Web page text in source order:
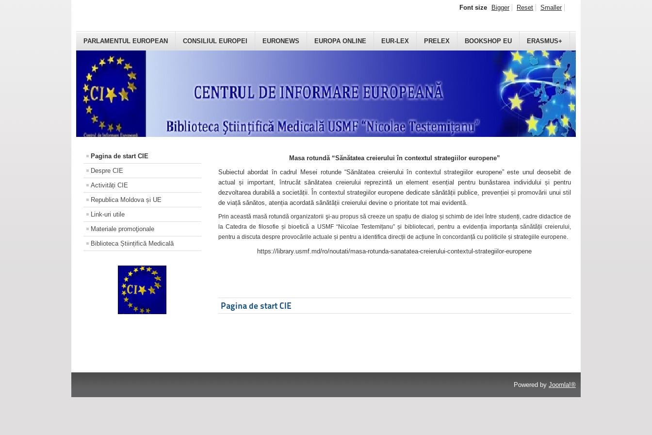
PARLAMENTUL EUROPEAN CONSILIUL EUROPEI EURONEWS EUROPA ONLINE EUR-LEX PRELEX BOOKSHOP EU ERASMUS+
Font size Bigger Reset Smaller
Pagina de start CIE
Despre CIE
Activități CIE
Republica Moldova și UE
Link-uri utile
Materiale promoţionale
Biblioteca Științifică Medicală
Masa rotundă “Sănătatea creierului în contextul strategiilor europene”
Subiectul abordat în cadrul Mesei rotunde “Sănătatea creierului în contextul strategiilor europene” este unul deosebit de
actual și important, întrucât sănătatea creierului reprezintă un element esențial pentru bunăstarea individului și pentru
dezvoltarea durabilă a societății. În contextul strategiilor europene dedicate sănătății publice, prevenției și promovării unui stil
de viață sănătos, atenția acordată sănătății creierului devine o prioritate tot mai evidentă.
Prin această masă rotundă organizatorii şi-au propus să creeze un spațiu de dialog și schimb de idei între studenți, cadre didactice de
la Catedra de filosofie și bioetică a USMF “Nicolae Testemițanu” și bibliotecari, pentru a evidenția importanța sănătății creierului,
pentru a discuta despre provocările actuale și pentru a identifica direcții de acțiune în concordanță cu politicile și strategiile europene.
https://library.usmf.md/ro/noutati/masa-rotunda-sanatatea-creierului-contextul-strategiilor-europene
Pagina de start CIE
Powered by Joomla!®